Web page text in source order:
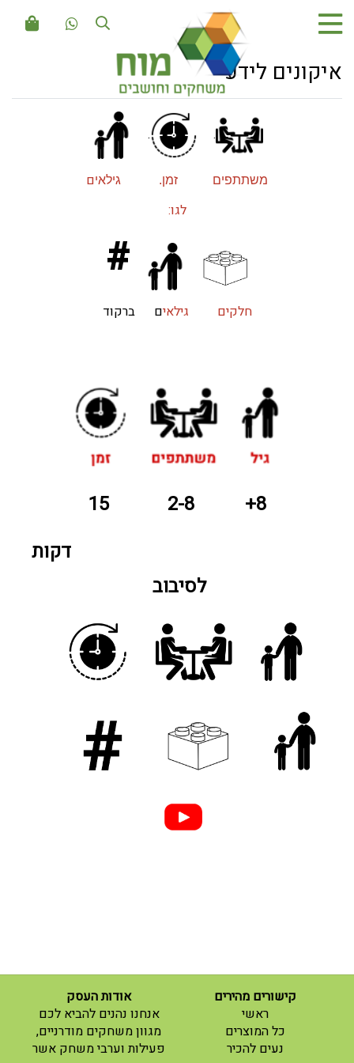
איקונים לידע
.
.
משתתפים זמן. גילאים
לגו:
#
חלקים גילאים ברקוד
8+
2-8
15
דקות
לסיבוב
קישורים מהירים
ראשי
(current)
כל המוצרים
נעים להכיר
אודות העסק
אנחנו נהנים להביא לכם
מגוון משחקים מודרניים,
פעילות וערבי משחק אשר